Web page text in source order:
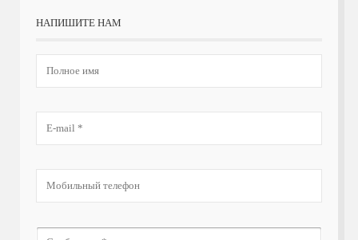
НАПИШИТЕ НАМ